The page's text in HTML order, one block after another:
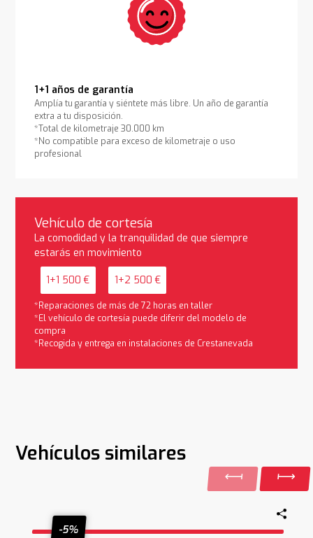
1+1 años de garantía
Amplía tu garantía y siéntete más libre. Un año de garantía
extra a tu disposición.
*Total de kilometraje 30.000 km
*No compatible para exceso de kilometraje o uso
profesional
Vehículo de cortesía
La comodidad y la tranquilidad de que siempre
estarás en movimiento
1+1 500 € 1+2 500 €
*Reparaciones de más de 72 horas en taller
*El vehículo de cortesía puede diferir del modelo de
compra
*Recogida y entrega en instalaciones de Crestanevada
Vehículos similares
-5%